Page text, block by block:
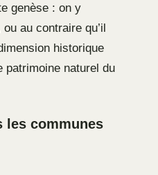
genèse : on y
au contraire qu’il
historique
patrimoine naturel du
les communes